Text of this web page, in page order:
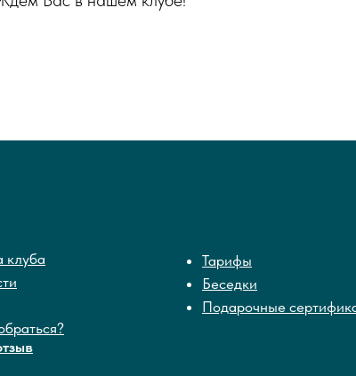
клуба
Тарифы
Беседки
Подарочные